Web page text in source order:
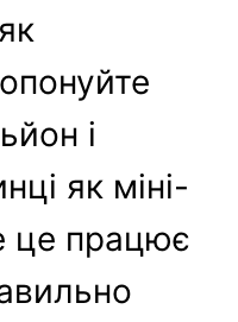
і
як міні-
це працює